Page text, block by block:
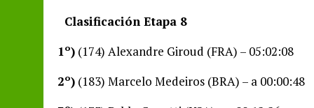
Clasificación Etapa 8
1º) (174) Alexandre Giroud (FRA) – 05:02:08
2º) (183) Marcelo Medeiros (BRA) – a 00:00:48